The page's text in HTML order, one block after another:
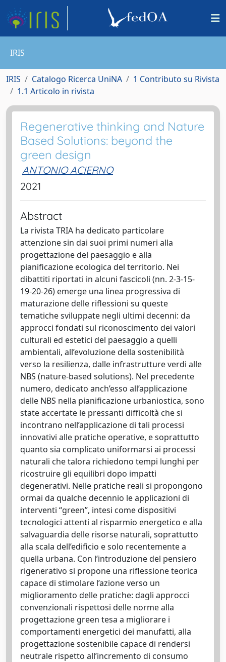
IRIS
IRIS Catalogo Ricerca UniNA
1 Contributo su Rivista
1.1 Articolo in rivista
Regenerative thinking and Nature
Based Solutions: beyond the
green design
ANTONIO ACIERNO
2021
Abstract
La rivista TRIA ha dedicato particolare
attenzione sin dai suoi primi numeri alla
progettazione del paesaggio e alla
pianificazione ecologica del territorio. Nei
dibattiti riportati in alcuni fascicoli (nn. 2-3-15-
19-20-26) emerge una linea progressiva di
maturazione delle riflessioni su queste
tematiche sviluppate negli ultimi decenni: da
approcci fondati sul riconoscimento dei valori
culturali ed estetici del paesaggio a quelli
ambientali, all’evoluzione della sostenibilità
verso la resilienza, dalle infrastrutture verdi alle
NBS (nature-based solutions). Nel precedente
numero, dedicato anch’esso all’applicazione
delle NBS nella pianificazione urbaniostica, sono
state accertate le pressanti difficoltà che si
incontrano nell’applicazione di tali processi
innovativi alle pratiche operative, e soprattutto
quanto sia complicato uniformarsi ai processi
naturali che talora richiedono tempi lunghi per
ricostruire gli equilibri dopo impatti
degenerativi. Nelle pratiche reali si propongono
ormai da qualche decennio le applicazioni di
interventi “green”, intesi come dispositivi
tecnologici attenti al risparmio energetico e alla
salvaguardia delle risorse naturali, soprattutto
alla scala dell’edificio e solo recentemente a
quella urbana. Con l’introduzione del pensiero
rigenerativo si propone una riflessione teorica
capace di stimolare l’azione verso un
miglioramento delle pratiche: dagli approcci
convenzionali rispettosi delle norme alla
progettazione green tesa a migliorare i
comportamenti energetici dei manufatti, alla
progettazione sostenibile capace di rendersi
neutrale rispetto all’incremento di consumo